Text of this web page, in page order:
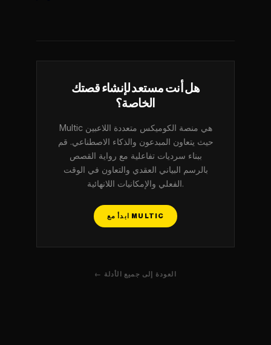
هل أنت مستعد لإنشاء قصتك
الخاصة؟
Multic هي منصة الكوميكس متعددة اللاعبين
حيث يتعاون المبدعون والذكاء الاصطناعي. قم
ببناء سرديات تفاعلية مع رواية القصص
بالرسم البياني العقدي والتعاون في الوقت
الفعلي والإمكانيات اللانهائية.
ابدأ مع MULTIC
← العودة إلى جميع الأدلة